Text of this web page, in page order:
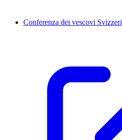
Conferenza dei vescovi Svizzeri